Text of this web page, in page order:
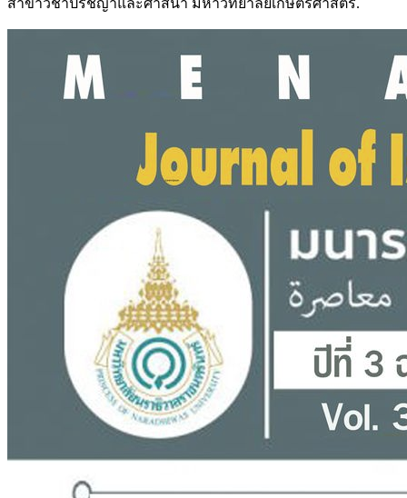
สาขาวิชาปรัชญาและศาสนา มหาวิทยาลัยเกษตรศาสตร์.